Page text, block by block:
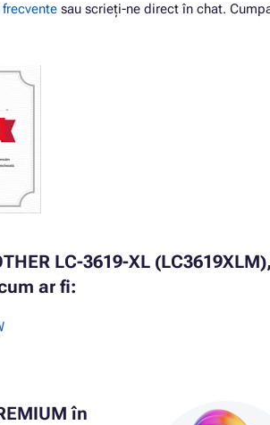
sau scrieți-ne direct în chat.
LC-3619-XL
ar fi:
în